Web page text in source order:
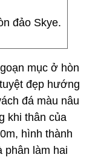
đảo Skye.
mục ở hòn
đẹp hướng
đá màu nâu
khi thân của
hình thành
phân làm hai